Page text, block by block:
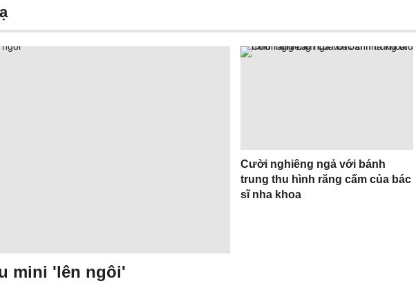
mini 'lên ngôi'
Cười nghiêng ngả với bánh
trung thu hình răng cấm của bác
sĩ nha khoa